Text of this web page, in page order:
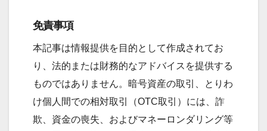
免責事項
本記事は情報提供を目的として作成されてお
り、法的または財務的なアドバイスを提供する
ものではありません。暗号資産の取引、とりわ
け個人間での相対取引（OTC取引）には、詐
欺、資金の喪失、およびマネーロンダリング等